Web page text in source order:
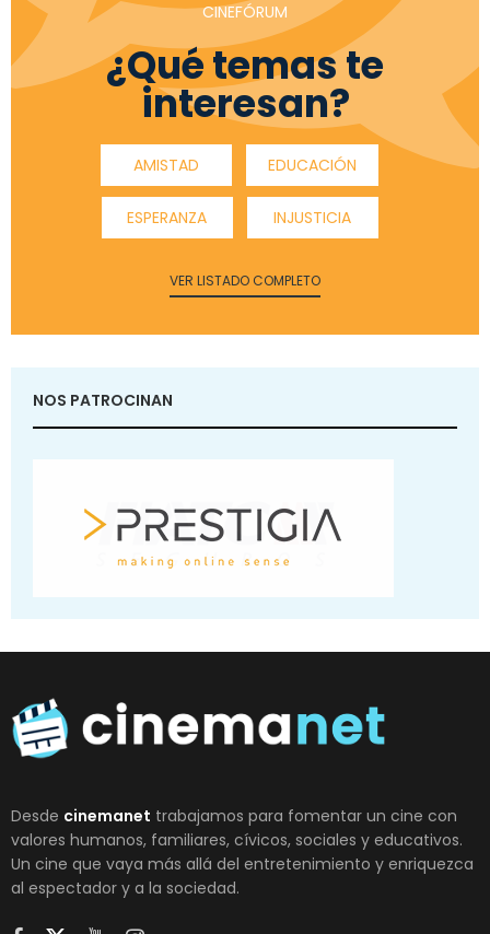
CINEFÓRUM
¿Qué temas te
interesan?
AMISTAD EDUCACIÓN
ESPERANZA INJUSTICIA
VER LISTADO COMPLETO
NOS PATROCINAN
Desde cinemanet trabajamos para fomentar un cine con
valores humanos, familiares, cívicos, sociales y educativos.
Un cine que vaya más allá del entretenimiento y enriquezca
al espectador y a la sociedad.